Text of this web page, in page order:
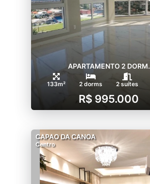
APARTAMENTO 2 DORM.
133m² 2 dorms 2 suítes
R$ 995.000
CAPAO DA CANOA
Centro